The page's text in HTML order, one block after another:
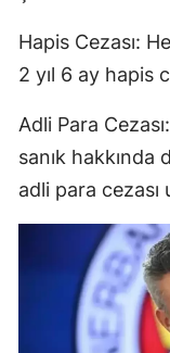
Hapis Cezası:
2 yıl 6 ay hapis
Adli Para
sanık hakkında
adli para cezası